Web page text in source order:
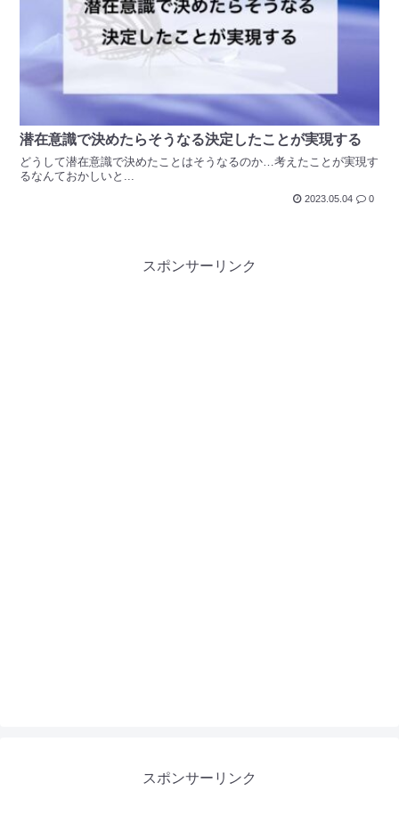
潜在意識で決めたらそうなる決定したことが実現する
どうして潜在意識で決めたことはそうなるのか…考えたことが実現す
るなんておかしいと...
2023.05.04 0
スポンサーリンク
スポンサーリンク